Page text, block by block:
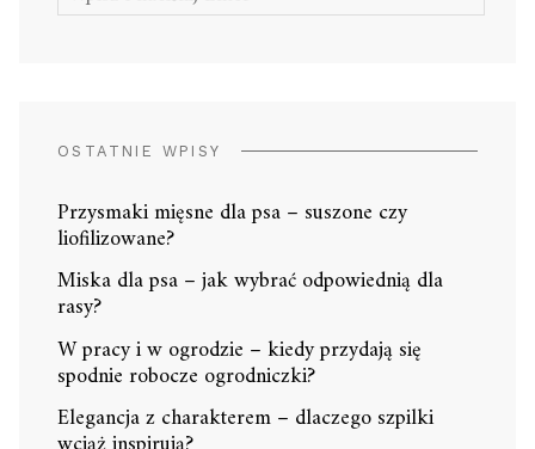
OSTATNIE WPISY
Przysmaki mięsne dla psa – suszone czy
liofilizowane?
Miska dla psa – jak wybrać odpowiednią dla
rasy?
W pracy i w ogrodzie – kiedy przydają się
spodnie robocze ogrodniczki?
Elegancja z charakterem – dlaczego szpilki